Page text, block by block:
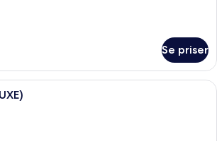
Se priser
Rom – deluxe (DE LUXE) |